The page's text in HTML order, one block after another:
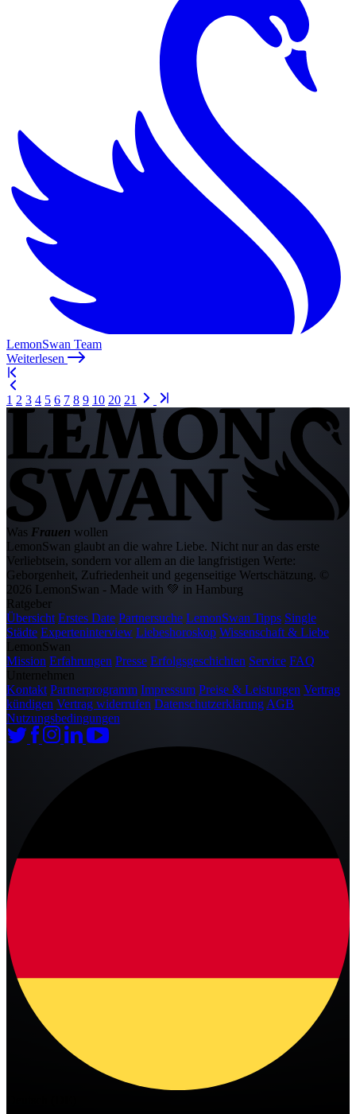
LemonSwan Team
Weiterlesen
1 2 3 4 5 6 7 8 9 10 20 21
Was Frauen wollen
LemonSwan glaubt an die wahre Liebe. Nicht nur an das erste
Verliebtsein, sondern vor allem an die langfristigen Werte:
Geborgenheit, Zufriedenheit und gegenseitige Wertschätzung. ©
2026 LemonSwan - Made with 💚 in Hamburg
Ratgeber
Übersicht Erstes Date Partnersuche LemonSwan Tipps Single
Städte Experteninterview Liebeshoroskop Wissenschaft & Liebe
LemonSwan
Mission Erfahrungen Presse Erfolgsgeschichten Service FAQ
Unternehmen
Kontakt Partnerprogramm Impressum Preise & Leistungen Vertrag
kündigen Vertrag widerrufen Datenschutzerklärung AGB
Nutzungsbedingungen